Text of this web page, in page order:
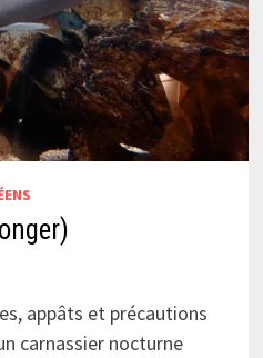
appâts et précautions
carnassier nocturne